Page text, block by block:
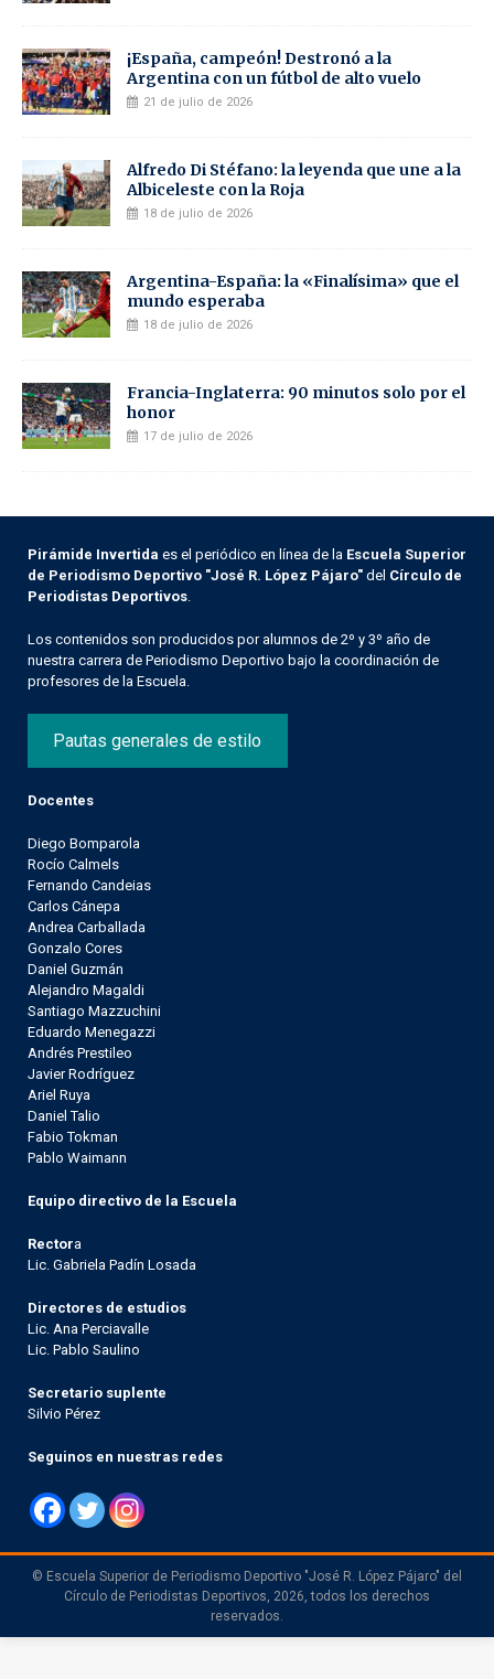
¡España, campeón! Destronó a la
Argentina con un fútbol de alto vuelo
21 de julio de 2026
Alfredo Di Stéfano: la leyenda que une a la
Albiceleste con la Roja
18 de julio de 2026
Argentina-España: la «Finalísima» que el
mundo esperaba
18 de julio de 2026
Francia-Inglaterra: 90 minutos solo por el
honor
17 de julio de 2026
Pirámide Invertida es el periódico en línea de la Escuela Superior
de Periodismo Deportivo "José R. López Pájaro" del Círculo de
Periodistas Deportivos
Los contenidos son producidos por alumnos de 2º y 3º año de
nuestra carrera de Periodismo Deportivo bajo la coordinación de
profesores de la Escuela.
Pautas generales de estilo
Docentes
Diego Bomparola
Rocío Calmels
Fernando Candeias
Carlos Cánepa
Andrea Carballada
Gonzalo Cores
Daniel Guzmán
Alejandro Magaldi
Santiago Mazzuchini
Eduardo Menegazzi
Andrés Prestileo
Javier Rodríguez
Ariel Ruya
Daniel Talio
Fabio Tokman
Pablo Waimann
Equipo directivo de la Escuela
Rectora
Lic. Gabriela Padín Losada
Directores de estudios
Lic. Ana Perciavalle
Lic. Pablo Saulino
Secretario suplente
Silvio Pérez
Seguinos en nuestras redes
© Escuela Superior de Periodismo Deportivo "José R. López Pájaro" del
Círculo de Periodistas Deportivos, 2026, todos los derechos
reservados.